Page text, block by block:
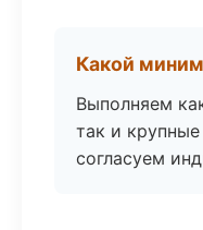
Какой
Выполняем
так и
согласуем